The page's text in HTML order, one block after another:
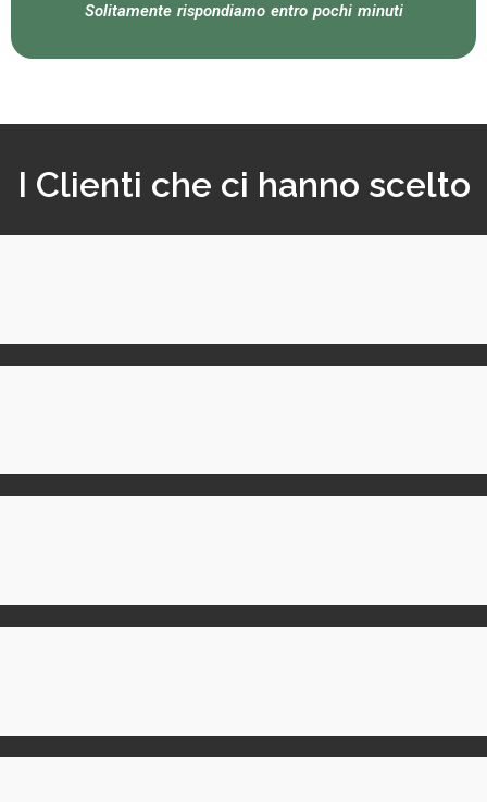
Solitamente rispondiamo entro pochi minuti
I Clienti che ci hanno scelto